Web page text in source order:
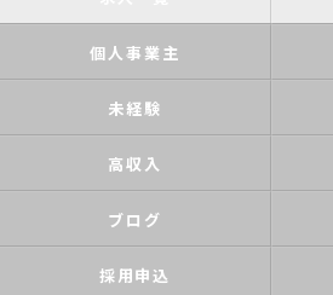
個人事業主
未経験
高収入
ブログ
採用申込